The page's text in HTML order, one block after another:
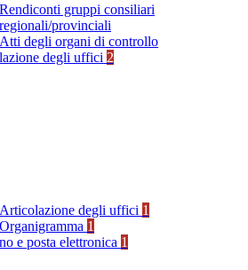
Rendiconti gruppi consiliari
regionali/provinciali
Atti degli organi di controllo
degli uffici 2
Articolazione degli uffici 1
Organigramma 1
e posta elettronica 1